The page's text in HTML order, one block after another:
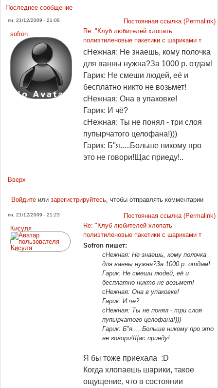
Последнее сообщение
пн, 21/12/2009 - 21:08
Постоянная ссылка (Permalink)
sofron
Re: "Клуб любителей хлопать
полиэтиленовые пакетики с шариками т
сНежная: Не знаешь, кому полочка
для ванны нужна?За 1000 р. отдам!
Гарик: Не смеши людей, её и
бесплатно никто не возьмет!
сНежная: Она в упаковке!
Гарик: И чё?
сНежная: Ты не понял - три слоя
пупырчатого целофана!)))
Гарик: Б"я.....Больше никому про
это не говори!Щас приеду!..
Вверх
Войдитеили зарегистрируйтесь, чтобы отправлять комментарии
пн, 21/12/2009 - 21:23
Постоянная ссылка (Permalink)
Кисуля
Re: "Клуб любителей хлопать
полиэтиленовые пакетики с шариками т
Sofron пишет:
сНежная: Не знаешь, кому полочка
для ванны нужна?За 1000 р. отдам!
Гарик: Не смеши людей, её и
бесплатно никто не возьмет!
сНежная: Она в упаковке!
Гарик: И чё?
сНежная: Ты не понял - три слоя
пупырчатого целофана!)))
Гарик: Б"я.....Больше никому про это
не говори!Щас приеду!..
Я бы тоже приехала :D
Когда хлопаешь шарики, такое
ощущение, что в состоянии